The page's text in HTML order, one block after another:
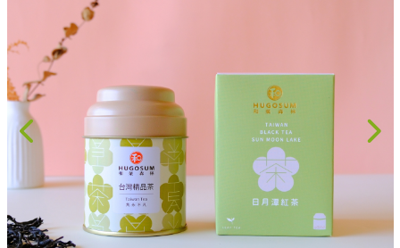
新鮮蔬菜
米、雜糧
麵食、米粉
油、醬油
調味、醬料
加工食品
果醬、蜂蜜
台灣茶
咖啡
農會
蔬果文化
美味食譜
關於我們
關於我們
加入我們
訂單查詢
登入